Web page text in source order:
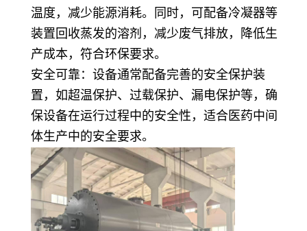
温度，减少能源消耗。同时，可配备冷凝器等
装置回收蒸发的溶剂，减少废气排放，降低生
产成本，符合环保要求。
安全可靠：设备通常配备完善的安全保护装
置，如超温保护、过载保护、漏电保护等，确
保设备在运行过程中的安全性，适合医药中间
体生产中的安全要求。